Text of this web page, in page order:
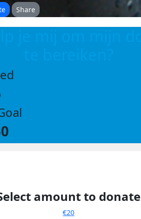
Share
amount to donate
€20